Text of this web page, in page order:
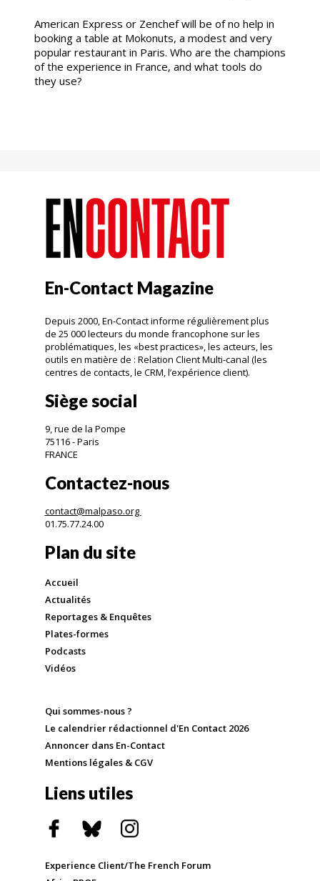
American Express or Zenchef will be of no help in
booking a table at Mokonuts, a modest and very
popular restaurant in Paris. Who are the champions
of the experience in France, and what tools do
they use?
En-Contact Magazine
Depuis 2000, En-Contact informe régulièrement plus
de 25 000 lecteurs du monde francophone sur les
problématiques, les «best practices», les acteurs, les
outils en matière de : Relation Client Multi-canal (les
centres de contacts, le CRM, l’expérience client).
Siège social
9, rue de la Pompe
75116 - Paris
FRANCE
Contactez-nous
contact@malpaso.org
01.75.77.24.00
Plan du site
Accueil
Actualités
Reportages & Enquêtes
Plates-formes
Podcasts
Vidéos
Qui sommes-nous ?
Le calendrier rédactionnel d'En Contact 2026
Annoncer dans En-Contact
Mentions légales & CGV
Liens utiles
Experience Client/The French Forum